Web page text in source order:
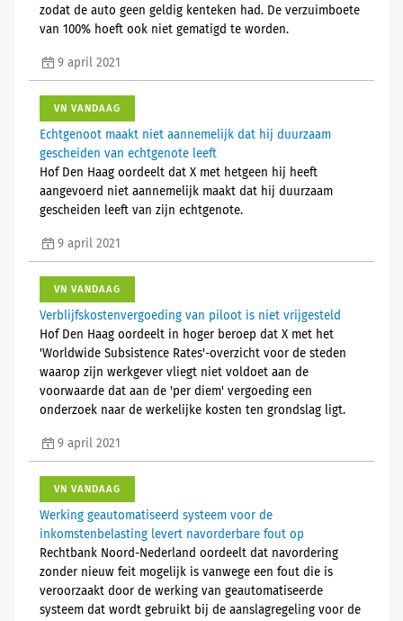
zodat de auto geen geldig kenteken had. De verzuimboete
van 100% hoeft ook niet gematigd te worden.
9 april 2021
VN VANDAAG
Echtgenoot maakt niet aannemelijk dat hij duurzaam
gescheiden van echtgenote leeft
Hof Den Haag oordeelt dat X met hetgeen hij heeft
aangevoerd niet aannemelijk maakt dat hij duurzaam
gescheiden leeft van zijn echtgenote.
9 april 2021
VN VANDAAG
Verblijfskostenvergoeding van piloot is niet vrijgesteld
Hof Den Haag oordeelt in hoger beroep dat X met het
'Worldwide Subsistence Rates'-overzicht voor de steden
waarop zijn werkgever vliegt niet voldoet aan de
voorwaarde dat aan de 'per diem' vergoeding een
onderzoek naar de werkelijke kosten ten grondslag ligt.
9 april 2021
VN VANDAAG
Werking geautomatiseerd systeem voor de
inkomstenbelasting levert navorderbare fout op
Rechtbank Noord-Nederland oordeelt dat navordering
zonder nieuw feit mogelijk is vanwege een fout die is
veroorzaakt door de werking van geautomatiseerde
systeem dat wordt gebruikt bij de aanslagregeling voor de